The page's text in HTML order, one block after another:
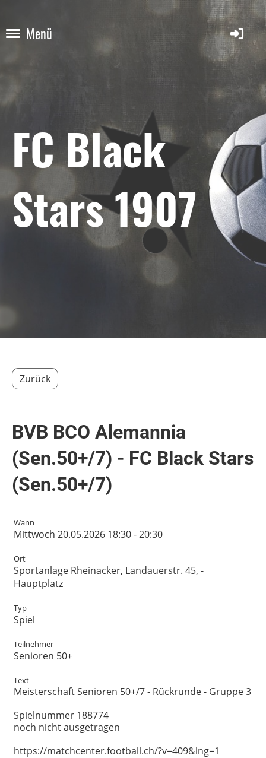
Menü
FC Black
Stars 1907
Zurück
BVB BCO Alemannia
(Sen.50+/7) - FC Black Stars
(Sen.50+/7)
Wann
Mittwoch 20.05.2026 18:30 - 20:30
Ort
Sportanlage Rheinacker, Landauerstr. 45, -
Hauptplatz
Typ
Spiel
Teilnehmer
Senioren 50+
Text
Meisterschaft Senioren 50+/7 - Rückrunde - Gruppe 3
Spielnummer 188774
noch nicht ausgetragen
https://matchcenter.football.ch/?v=409&lng=1